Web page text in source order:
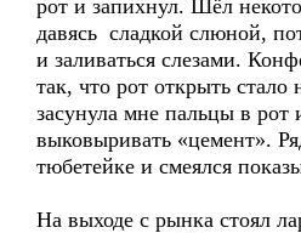
рот и запихнул. Шёл
давясь сладкой слюной,
и заливаться слезами.
так, что рот открыть
засунула мне пальцы в рот
выковыривать «цемент».
тюбетейке и смеялся
На выходе с рынка стоял